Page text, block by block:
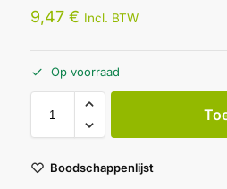
9,47 € Incl. BTW
Op voorraad
Boodschappenlijst